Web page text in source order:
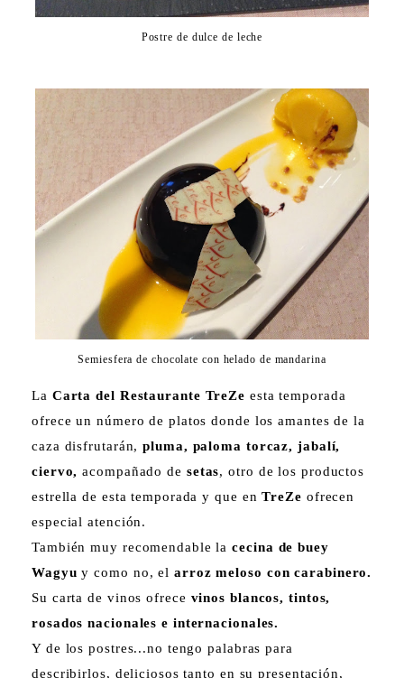
Postre de dulce de leche
Semiesfera de chocolate con helado de mandarina
La Carta del Restaurante TreZe esta temporada
ofrece un número de platos donde los amantes de la
caza disfrutarán,pluma, paloma torcaz, jabalí,
ciervo, acompañado de setas, otro de los productos
estrella de esta temporada y que enTreZe ofrecen
especial atención.
También muy recomendable lacecina de buey
Wagyu y como no, el arroz meloso con carabinero.
Su carta de vinos ofrece vinos blancos, tintos,
rosados nacionales e internacionales.
Y de los postres...no tengo palabras para
describirlos, deliciosos tanto en su presentación,